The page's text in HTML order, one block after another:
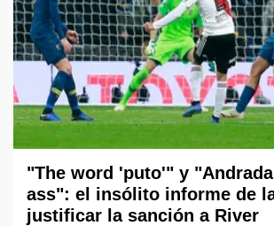
"The word 'puto'" y
ass": el insólito informe de
justificar la sanción a River